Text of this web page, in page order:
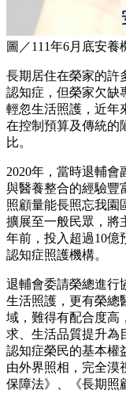
圖／111年6月底安
長期居住在榮家的許
認知症，但榮家欠缺
輕忽生活照護，近年
在控制預算及傳統的
比。
2020年，當時退輔
與醫養整合的經驗豐
照顧量能長照忘我園
擴展至一般民眾，將
年前，投入超過10億
認知症照護機構。
退輔會委請榮總進行
生活照護，更有榮總
域，難得有配合度高
求、生活品質提升為
認知症榮民的基本權
由外界照相，完全漠
保障法》、《長期照